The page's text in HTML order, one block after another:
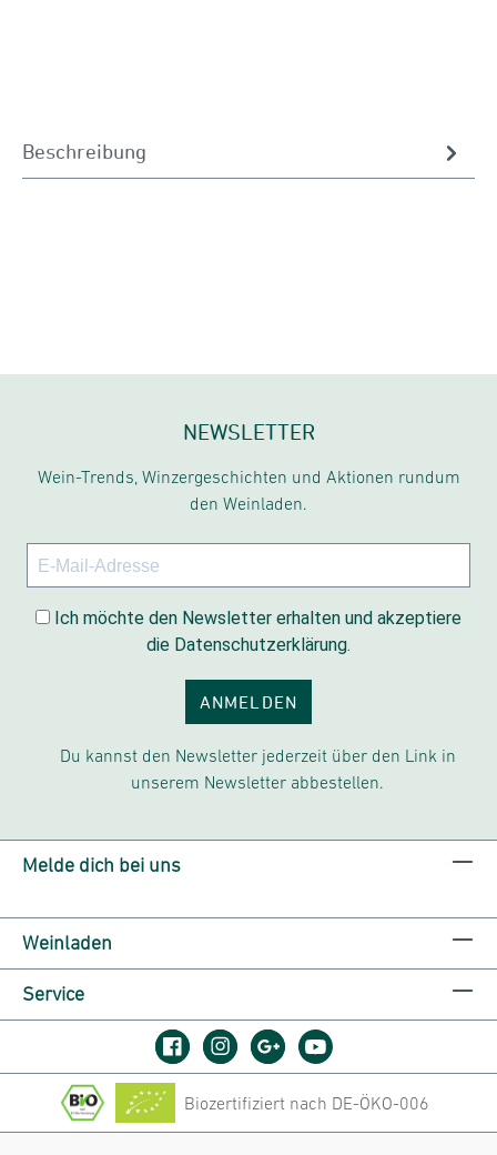
Beschreibung
NEWSLETTER
Wein-Trends, Winzergeschichten und Aktionen rundum
den Weinladen.
Ich möchte den Newsletter erhalten und akzeptiere
die Datenschutzerklärung.
ANMELDEN
Du kannst den Newsletter jederzeit über den Link in
unserem Newsletter abbestellen.
Melde dich bei uns
Weinladen
Service
Biozertifiziert nach DE-ÖKO-006